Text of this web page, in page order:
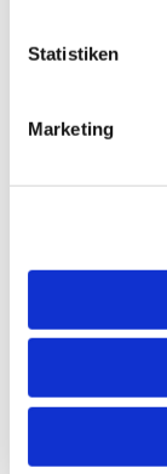
Statistiken
Marketing